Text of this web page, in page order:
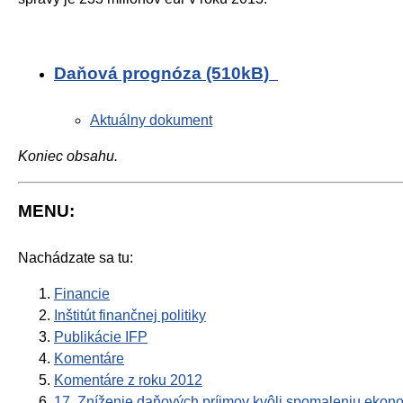
Daňová prognóza (510kB)
Aktuálny dokument
Koniec obsahu.
MENU:
Nachádzate sa tu:
Financie
Inštitút finančnej politiky
Publikácie IFP
Komentáre
Komentáre z roku 2012